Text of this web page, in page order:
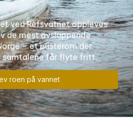
ved Refsvatnet oppleves
de mest avslappende
– et pusterom der
samtalene får flyte fritt.
roen på vannet